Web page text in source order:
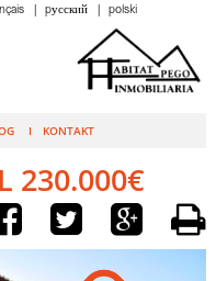
KONTAKT
pусский polski
230.000€